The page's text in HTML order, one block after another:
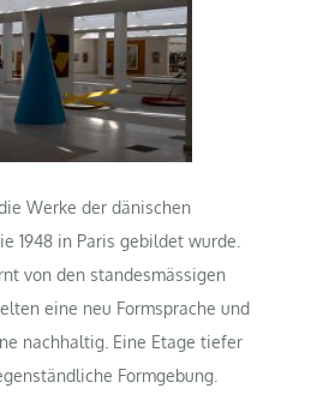
Werke der dänischen
1948 in Paris gebildet wurde.
von den standesmässigen
eine neu Formsprache und
nachhaltig. Eine Etage tiefer
Formgebung.